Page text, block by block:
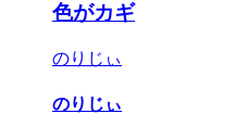
色がカギ
のりじぃ
のりじぃ